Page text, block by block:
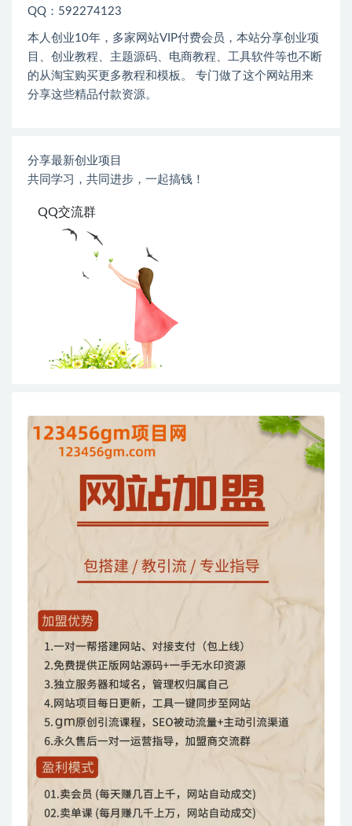
QQ：592274123
本人创业10年，多家网站VIP付费会员，本站分享创业项
目、创业教程、主题源码、电商教程、工具软件等也不断
的从淘宝购买更多教程和模板。 专门做了这个网站用来
分享这些精品付款资源。
分享最新创业项目
共同学习，共同进步，一起搞钱！
QQ交流群